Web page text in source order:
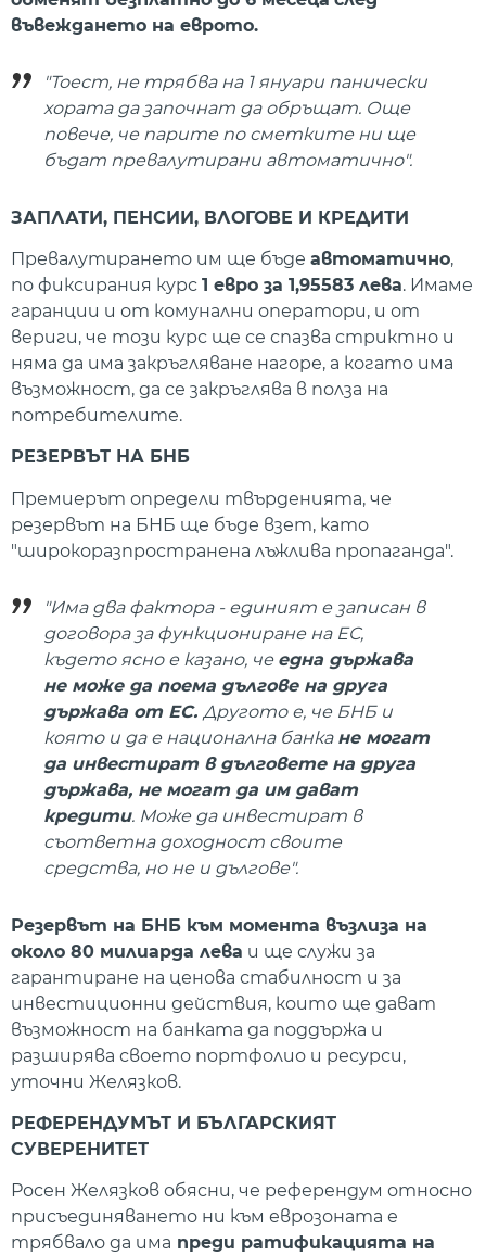
въвеждането на еврото.
"Тоест, не трябва на 1 януари панически
хората да започнат да обръщат. Още
повече, че парите по сметките ни ще
бъдат превалутирани автоматично".
ЗАПЛАТИ, ПЕНСИИ, ВЛОГОВЕ И КРЕДИТИ
Превалутирането им ще бъде автоматично,
по фиксирания курс 1 евро за 1,95583 лева. Имаме
гаранции и от комунални оператори, и от
вериги, че този курс ще се спазва стриктно и
няма да има закръгляване нагоре, а когато има
възможност, да се закръглява в полза на
потребителите.
РЕЗЕРВЪТ НА БНБ
Премиерът определи твърденията, че
резервът на БНБ ще бъде взет, като
"широкоразпространена лъжлива пропаганда".
"Има два фактора - единият е записан в
договора за функциониране на ЕС,
където ясно е казано, че една държава
не може да поема дългове на друга
държава от ЕС. Другото е, че БНБ и
която и да е национална банка не могат
да инвестират в дълговете на друга
държава, не могат да им дават
кредити. Може да инвестират в
съответна доходност своите
средства, но не и дългове".
Резервът на БНБ към момента възлиза на
около 80 милиарда лева и ще служи за
гарантиране на ценова стабилност и за
инвестиционни действия, които ще дават
възможност на банката да поддържа и
разширява своето портфолио и ресурси,
уточни Желязков.
РЕФЕРЕНДУМЪТ И БЪЛГАРСКИЯТ
СУВЕРЕНИТЕТ
Росен Желязков обясни, че референдум относно
присъединяването ни към еврозоната е
трябвало да има преди ратификацията на